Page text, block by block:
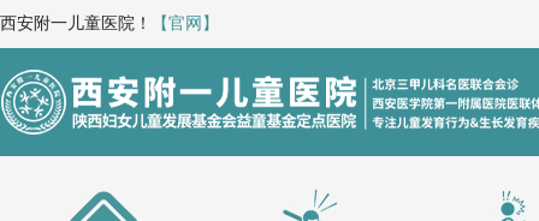
西安附一儿童医院！ 【官网】